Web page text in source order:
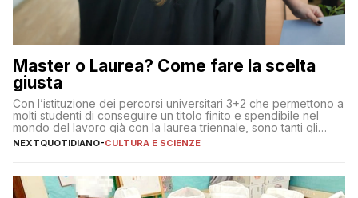
Master o Laurea? Come fare la scelta
giusta
Con l’istituzione dei percorsi universitari 3+2 che permettono a
molti studenti di conseguire un titolo finito e spendibile nel
mondo del lavoro già con la laurea triennale, sono tanti gli
interrogativi che si pongono gli studenti una volta raggiunto
l’obiettivo di primo livello
NEXTQUOTIDIANO-CULTURA E SCIENZE